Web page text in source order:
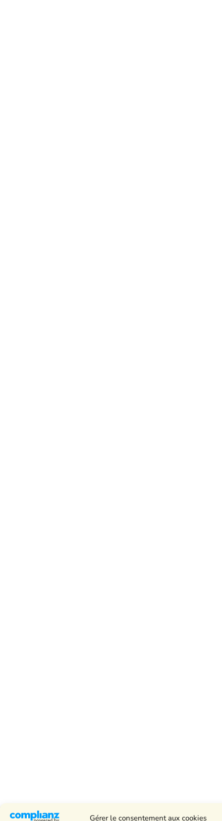
Gérer le consentement aux cookies